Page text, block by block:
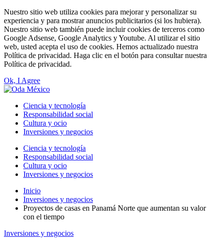
Nuestro sitio web utiliza cookies para mejorar y personalizar su
experiencia y para mostrar anuncios publicitarios (si los hubiera).
Nuestro sitio web también puede incluir cookies de terceros como
Google Adsense, Google Analytics y Youtube. Al utilizar el sitio
web, usted acepta el uso de cookies. Hemos actualizado nuestra
Política de privacidad. Haga clic en el botón para consultar nuestra
Política de privacidad.
Ok, I Agree
Ciencia y tecnología
Responsabilidad social
Cultura y ocio
Inversiones y negocios
Ciencia y tecnología
Responsabilidad social
Cultura y ocio
Inversiones y negocios
Inicio
Inversiones y negocios
Proyectos de casas en Panamá Norte que aumentan su valor
con el tiempo
Inversiones y negocios